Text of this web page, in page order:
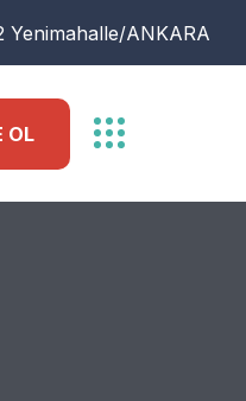
Yenimahalle/ANKARA
OL